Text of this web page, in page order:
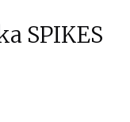
SPIKES